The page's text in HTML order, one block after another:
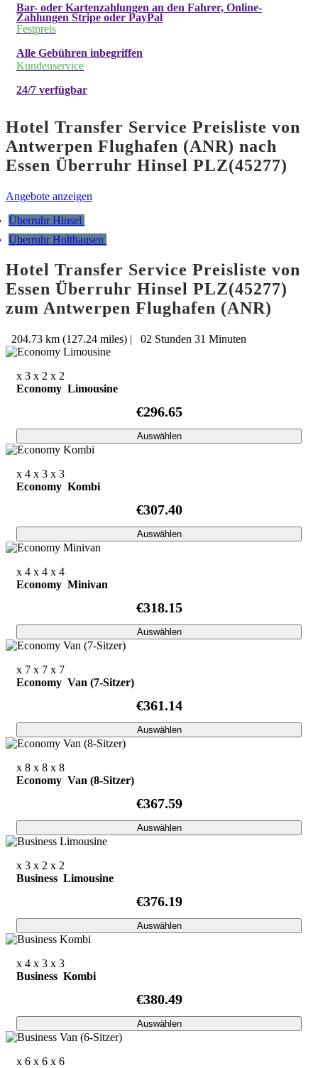
Bar- oder Kartenzahlungen an den Fahrer, Online-
Zahlungen Stripe oder PayPal
Festpreis
Alle Gebühren inbegriffen
Kundenservice
24/7 verfügbar
Hotel Transfer Service Preisliste von
Antwerpen Flughafen (ANR) nach
Essen Überruhr Hinsel PLZ(45277)
Angebote anzeigen
Überruhr Hinsel
Überruhr Holthausen
Hotel Transfer Service Preisliste von
Essen Überruhr Hinsel PLZ(45277)
zum Antwerpen Flughafen (ANR)
204.73 km (127.24 miles) | 02 Stunden 31 Minuten
x 3 x 2 x 2
Economy Limousine
€296.65
Auswählen
x 4 x 3 x 3
Economy Kombi
€307.40
Auswählen
x 4 x 4 x 4
Economy Minivan
€318.15
Auswählen
x 7 x 7 x 7
Economy Van (7-Sitzer)
€361.14
Auswählen
x 8 x 8 x 8
Economy Van (8-Sitzer)
€367.59
Auswählen
x 3 x 2 x 2
Business Limousine
€376.19
Auswählen
x 4 x 3 x 3
Business Kombi
€380.49
Auswählen
x 6 x 6 x 6